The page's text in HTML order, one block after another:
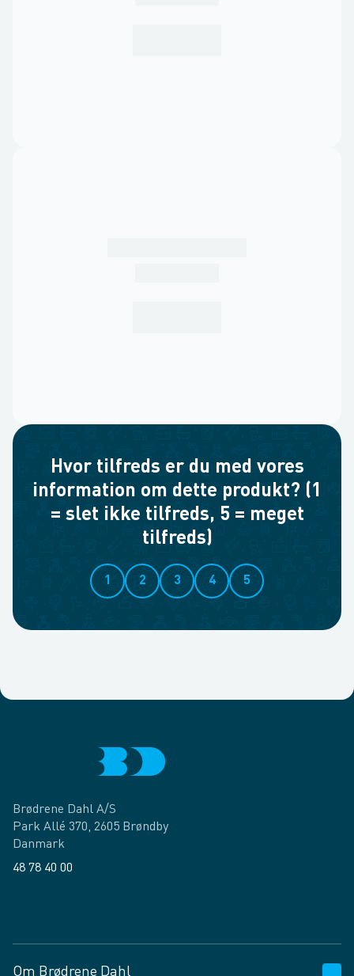
Hvor tilfreds er du med vores
information om dette produkt? (1
= slet ikke tilfreds, 5 = meget
tilfreds)
1 2 3 4 5
Brødrene Dahl A/S
Park Allé 370, 2605 Brøndby
Danmark
48 78 40 00
Om Brødrene Dahl